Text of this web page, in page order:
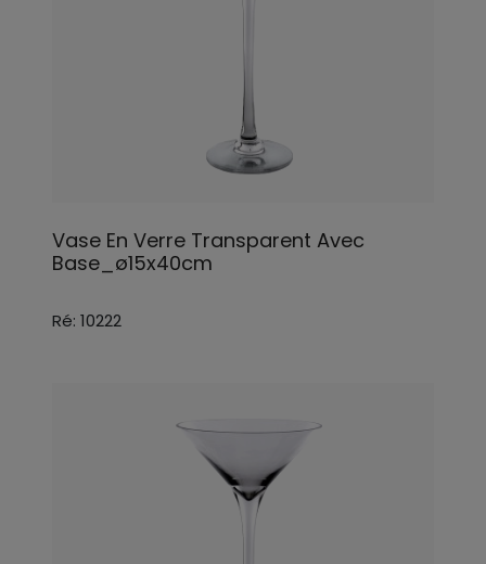
Vase En Verre Transparent Avec
Base_ø15x40cm
Ré: 10222